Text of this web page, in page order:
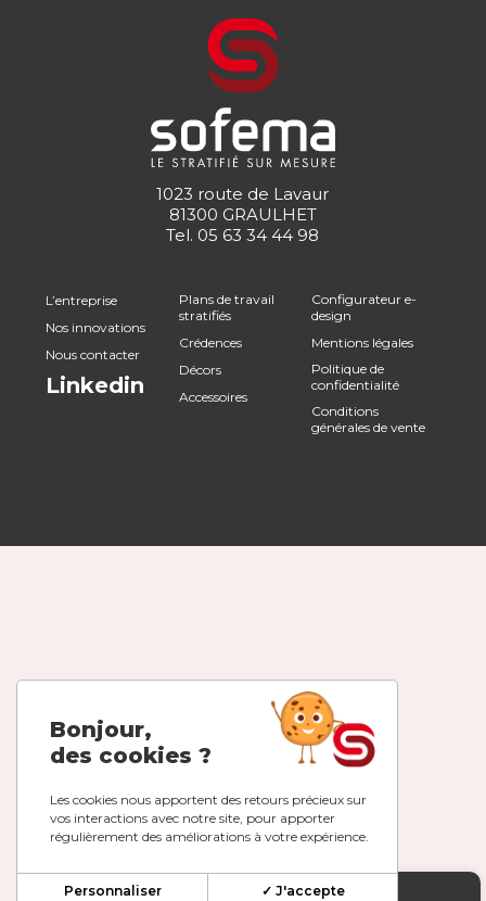
1023 route de Lavaur
81300 GRAULHET
Tel. 05 63 34 44 98
L’entreprise
Nos innovations
Nous contacter
Linkedin
Plans de travail
stratifiés
Crédences
Décors
Accessoires
Configurateur e-
design
Mentions légales
Politique de
confidentialité
Conditions
générales de vente
Bonjour,
des cookies ?
Les cookies nous apportent des retours précieux sur
vos interactions avec notre site, pour apporter
régulièrement des améliorations à votre expérience.
✓ J'accepte
Personnaliser